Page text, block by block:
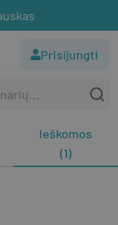
Prisijungti
Ieškomos
(1)